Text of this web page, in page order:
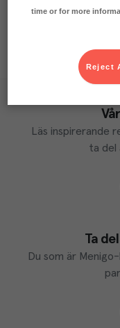
Läs inspirerande
ta del
Ta
Du som är
time or for more
Reject